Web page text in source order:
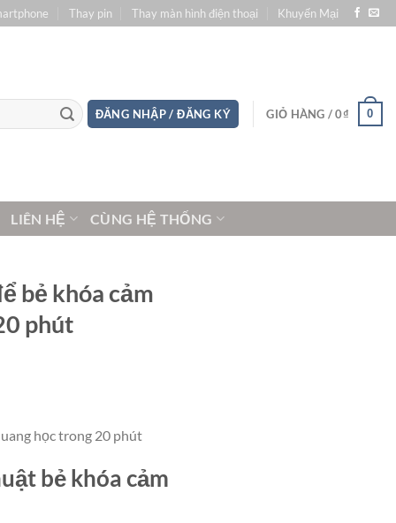
Thay pin Thay màn hình điện thoại Khuyến Mại
ĐĂNG NHẬP / ĐĂNG KÝ GIỎ HÀNG /0₫ 0
LIÊN HỆ CÙNG HỆ THỐNG
bẻ khóa cảm
phút
học trong 20 phút
bẻ khóa cảm